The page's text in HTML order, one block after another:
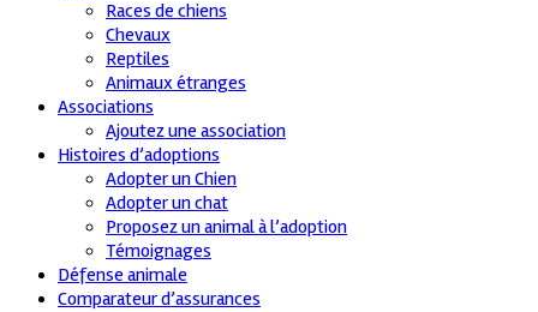
Races de chiens
Chevaux
Reptiles
Animaux étranges
Associations
Ajoutez une association
Histoires d’adoptions
Adopter un Chien
Adopter un chat
Proposez un animal à l’adoption
Témoignages
Défense animale
Comparateur d’assurances